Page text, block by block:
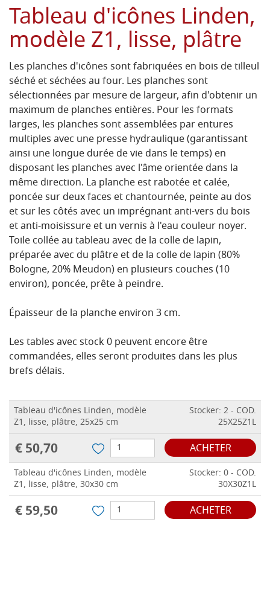
Tableau d'icônes Linden,
modèle Z1, lisse, plâtre
Les planches d'icônes sont fabriquées en bois de tilleul
séché et séchées au four. Les planches sont
sélectionnées par mesure de largeur, afin d'obtenir un
maximum de planches entières. Pour les formats
larges, les planches sont assemblées par entures
multiples avec une presse hydraulique (garantissant
ainsi une longue durée de vie dans le temps) en
disposant les planches avec l'âme orientée dans la
même direction. La planche est rabotée et calée,
poncée sur deux faces et chantournée, peinte au dos
et sur les côtés avec un imprégnant anti-vers du bois
et anti-moisissure et un vernis à l'eau couleur noyer.
Toile collée au tableau avec de la colle de lapin,
préparée avec du plâtre et de la colle de lapin (80%
Bologne, 20% Meudon) en plusieurs couches (10
environ), poncée, prête à peindre.
Épaisseur de la planche environ 3 cm.
Les tables avec stock 0 peuvent encore être
commandées, elles seront produites dans les plus
brefs délais.
Tableau d'icônes Linden, modèle
Z1, lisse, plâtre, 25x25 cm
Stocker: 2 - COD.
25X25Z1L
€ 50,70 ACHETER
Tableau d'icônes Linden, modèle
Z1, lisse, plâtre, 30x30 cm
Stocker: 0 - COD.
30X30Z1L
€ 59,50 ACHETER